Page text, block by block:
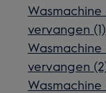
vervangen (1)
vervangen